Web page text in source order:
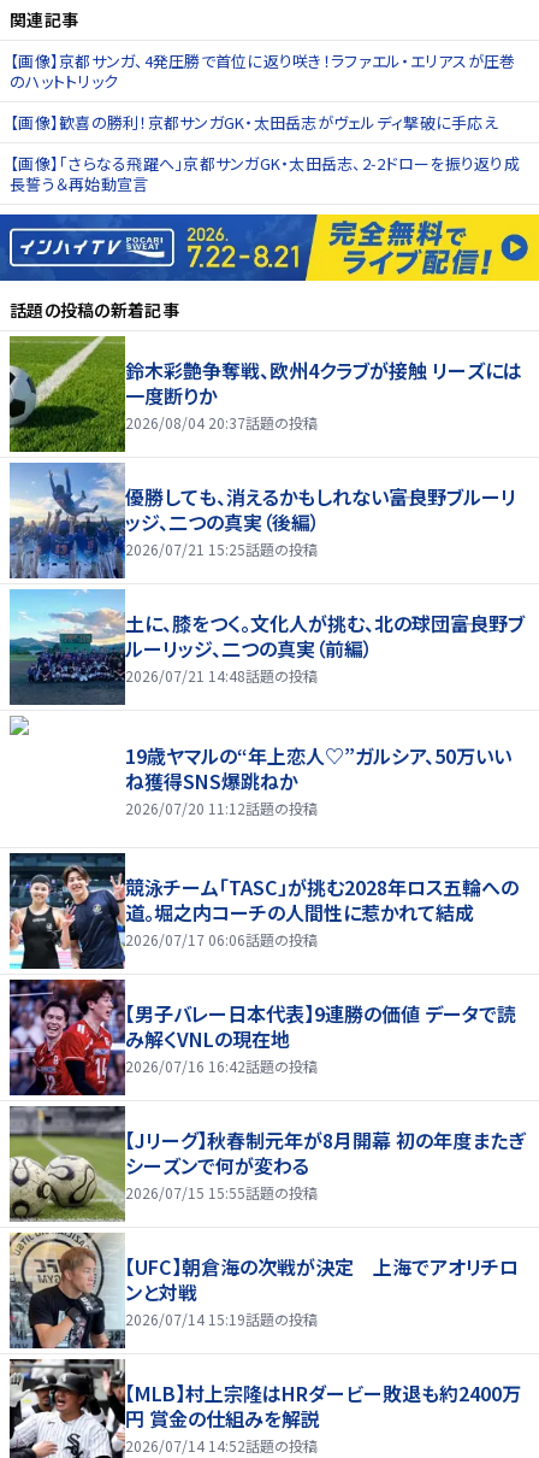
関連記事
【画像】京都サンガ、4発圧勝で首位に返り咲き！ラファエル・エリアスが圧巻
のハットトリック
【画像】歓喜の勝利！京都サンガGK・太田岳志がヴェルディ撃破に手応え
【画像】「さらなる飛躍へ」京都サンガGK・太田岳志、2‑2ドローを振り返り成
長誓う＆再始動宣言
話題の投稿の新着記事
鈴木彩艶争奪戦、欧州4クラブが接触 リーズには
一度断りか
2026/08/04 20:37話題の投稿
優勝しても、消えるかもしれない――富良野ブルーリ
ッジ、二つの真実（後編）
2026/07/21 15:25話題の投稿
土に、膝をつく。文化人が挑む、北の球団――富良野ブ
ルーリッジ、二つの真実（前編）
2026/07/21 14:48話題の投稿
19歳ヤマルの“年上恋人♡”ガルシア、50万いい
ね獲得SNS爆跳ねか
2026/07/20 11:12話題の投稿
競泳チーム「TASC」が挑む2028年ロス五輪への
道。堀之内コーチの人間性に惹かれて結成
2026/07/17 06:06話題の投稿
【男子バレー日本代表】9連勝の価値 データで読
み解くVNLの現在地
2026/07/16 16:42話題の投稿
【Jリーグ】秋春制元年が8月開幕 初の年度またぎ
シーズンで何が変わる
2026/07/15 15:55話題の投稿
【UFC】朝倉海の次戦が決定 上海でアオリチロ
ンと対戦
2026/07/14 15:19話題の投稿
【MLB】村上宗隆はHRダービー敗退も約2400万
円 賞金の仕組みを解説
2026/07/14 14:52話題の投稿